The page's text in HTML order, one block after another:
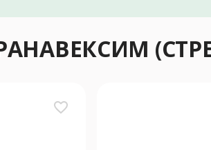
favorite_border